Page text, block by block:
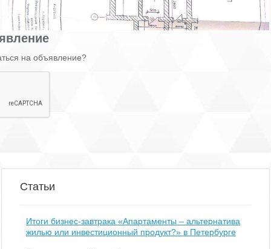
на объявление?
Статьи
Итоги бизнес-завтрака «Апартаменты – альтернатива
жилью или инвестиционный продукт?» в Петербурге